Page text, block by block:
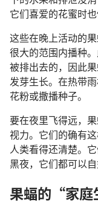
它们喜爱的花蜜时也
这些在晚上活动的
很大的范围内播种。
被排出去的， 因此
发芽生长。 在热带
花粉或撒播种子。
要在夜里飞得远，
视力。 它们的确有
人类看得还清楚。
黑夜， 它们都可以
果蝠的 “家庭